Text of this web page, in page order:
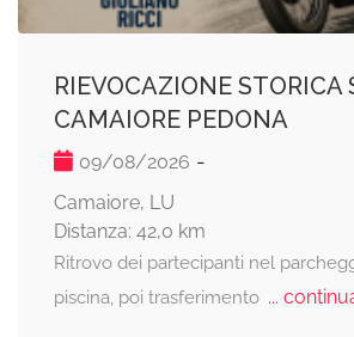
RIEVOCAZIONE STORICA
CAMAIORE PEDONA
09/08/2026 -
Camaiore, LU
Distanza: 42,0 km
Ritrovo dei partecipanti nel
piscina, poi trasferimento...